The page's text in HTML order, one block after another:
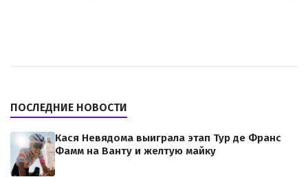
ПОСЛЕДНИЕ НОВОСТИ
Кася Невядома выиграла этап Тур де Франс
Фамм на Ванту и желтую майку